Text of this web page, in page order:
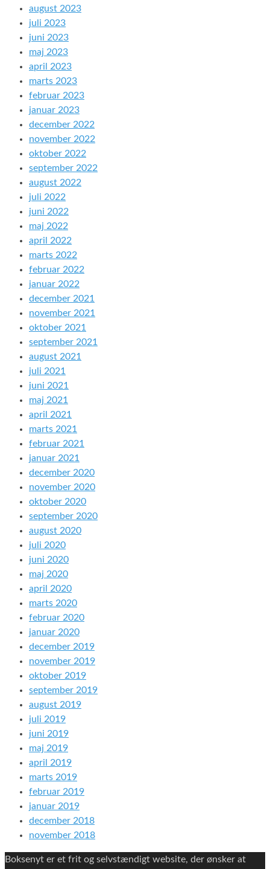
august 2023
juli 2023
juni 2023
maj 2023
april 2023
marts 2023
februar 2023
januar 2023
december 2022
november 2022
oktober 2022
september 2022
august 2022
juli 2022
juni 2022
maj 2022
april 2022
marts 2022
februar 2022
januar 2022
december 2021
november 2021
oktober 2021
september 2021
august 2021
juli 2021
juni 2021
maj 2021
april 2021
marts 2021
februar 2021
januar 2021
december 2020
november 2020
oktober 2020
september 2020
august 2020
juli 2020
juni 2020
maj 2020
april 2020
marts 2020
februar 2020
januar 2020
december 2019
november 2019
oktober 2019
september 2019
august 2019
juli 2019
juni 2019
maj 2019
april 2019
marts 2019
februar 2019
januar 2019
december 2018
november 2018
Boksenyt er et frit og selvstændigt website, der ønsker at